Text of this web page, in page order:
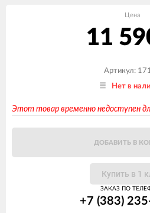
Цена
11
Артикул:
Нет в
Этот товар временно недоступен
ДОБАВИТЬ В
Купить в 1
ЗАКАЗ ПО
+7 (383)